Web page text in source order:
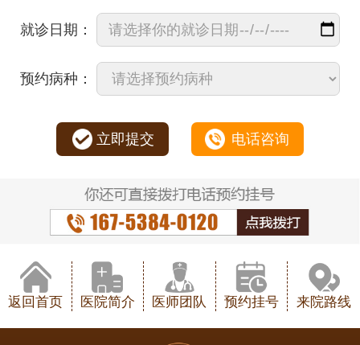
就诊日期：
预约病种：
立即提交 电话咨询
返回首页 医院简介 医师团队 预约挂号 来院路线